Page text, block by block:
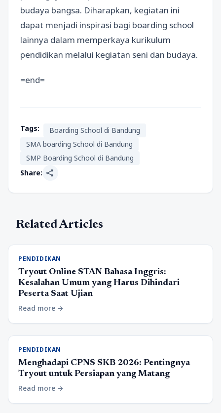
budaya bangsa. Diharapkan, kegiatan ini
dapat menjadi inspirasi bagi boarding school
lainnya dalam memperkaya kurikulum
pendidikan melalui kegiatan seni dan budaya.
=end=
Tags:
Boarding School di Bandung
SMA boarding School di Bandung
SMP Boarding School di Bandung
Share: share
Related Articles
PENDIDIKAN
Tryout Online STAN Bahasa Inggris:
Kesalahan Umum yang Harus Dihindari
Peserta Saat Ujian
Read more arrow_forward
PENDIDIKAN
Menghadapi CPNS SKB 2026: Pentingnya
Tryout untuk Persiapan yang Matang
Read more arrow_forward